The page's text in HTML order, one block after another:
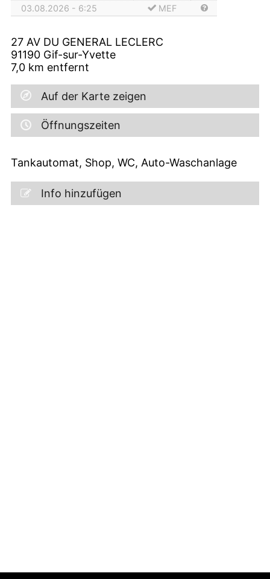
03.08.2026 - 6:25 MEF
27 AV DU GENERAL LECLERC
91190 Gif-sur-Yvette
7,0 km entfernt
Auf der Karte zeigen
Öffnungszeiten
Tankautomat, Shop, WC, Auto-Waschanlage
Info hinzufügen